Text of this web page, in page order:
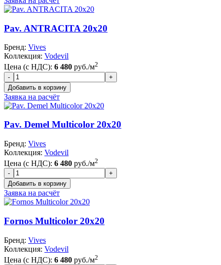
Pav. ANTRACITA 20x20
Бренд: Vives
Коллекция: Vodevil
Цена (с НДС): 6 480 руб./м2
Заявка на расчёт
Pav. Demel Multicolor 20x20
Бренд: Vives
Коллекция: Vodevil
Цена (с НДС): 6 480 руб./м2
Заявка на расчёт
Fornos Multicolor 20x20
Бренд: Vives
Коллекция: Vodevil
Цена (с НДС): 6 480 руб./м2